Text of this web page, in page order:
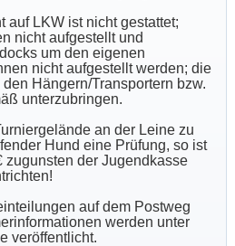
auf LKW ist nicht gestattet;
nicht aufgestellt und
um den eigenen
nicht aufgestellt werden; die
Hängern/Transportern bzw.
unterzubringen.
an der Leine zu
Hund eine Prüfung, so ist
zugunsten der Jugendkasse
auf dem Postweg
werden unter
veröffentlicht.